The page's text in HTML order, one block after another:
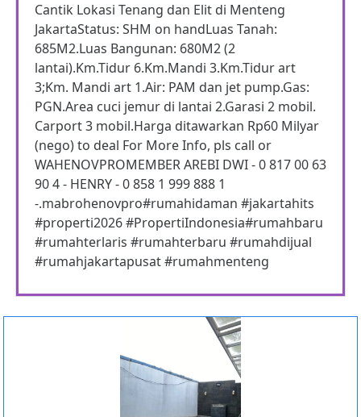
Cantik Lokasi Tenang dan Elit di Menteng
JakartaStatus: SHM on handLuas Tanah:
685M2.Luas Bangunan: 680M2 (2
lantai).Km.Tidur 6.Km.Mandi 3.Km.Tidur art
3;Km. Mandi art 1.Air: PAM dan jet pump.Gas:
PGN.Area cuci jemur di lantai 2.Garasi 2 mobil.
Carport 3 mobil.Harga ditawarkan Rp60 Milyar
(nego) to deal For More Info, pls call or
WAHENOVPROMEMBER AREBI DWI - 0 817 00 63
90 4 - HENRY - 0 858 1 999 888 1
-.mabrohenovpro#rumahidaman #jakartahits
#properti2026 #PropertiIndonesia#rumahbaru
#rumahterlaris #rumahterbaru #rumahdijual
#rumahjakartapusat #rumahmenteng